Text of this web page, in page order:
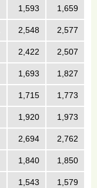
1,593 1,659
2,548 2,577
2,422 2,507
1,693 1,827
1,715 1,773
1,920 1,973
2,694 2,762
1,840 1,850
1,543 1,579